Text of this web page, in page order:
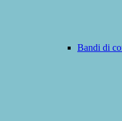
Bandi di